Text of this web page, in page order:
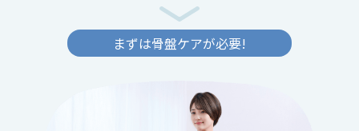
まずは骨盤ケアが必要!